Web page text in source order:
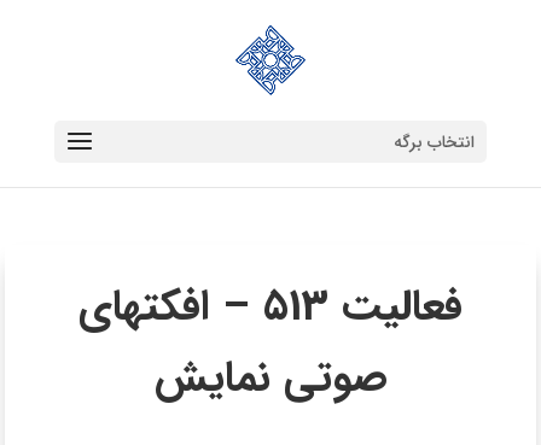
انتخاب برگه
فعالیت 513 – افکتهای
صوتی نمایش